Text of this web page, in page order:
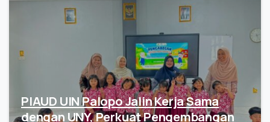
PIAUD UIN Palopo Jalin Kerja Sama
dengan UNY, Perkuat Pengembangan